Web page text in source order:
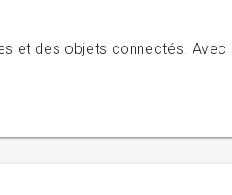
et des objets connectés. Avec